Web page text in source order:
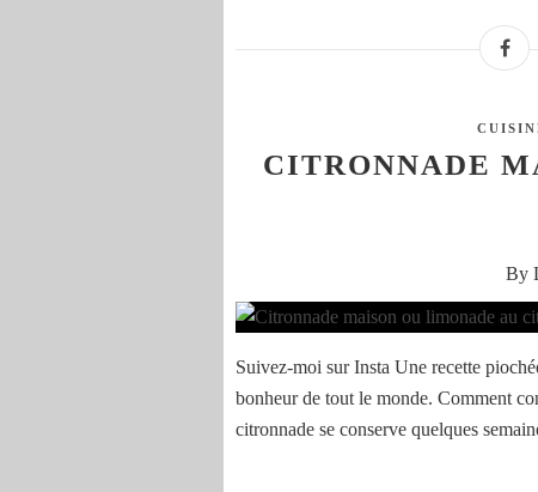
CITRONNADE
By
Suivez-moi sur Insta Une recette
bonheur de tout le monde. Comment
citronnade se conserve quelques